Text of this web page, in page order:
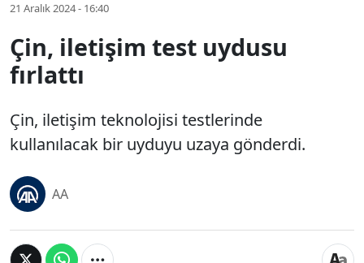
21 Aralık 2024 - 16:40
Çin, iletişim test uydusu
fırlattı
Çin, iletişim teknolojisi testlerinde
kullanılacak bir uyduyu uzaya gönderdi.
AA